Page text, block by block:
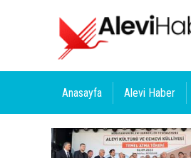
Anasayfa Alevi Haber